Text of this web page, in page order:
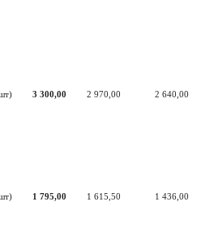
3 300,00 2 970,00 2 640,00
1 795,00 1 615,50 1 436,00